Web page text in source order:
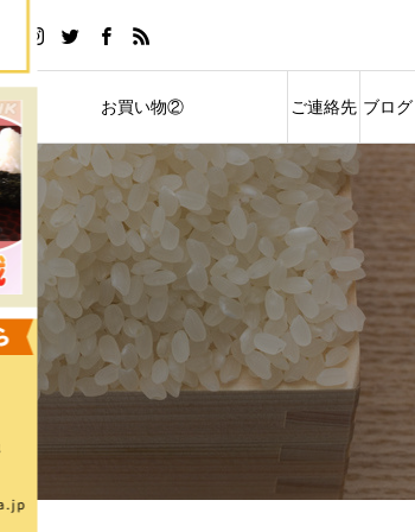
お買い物②
ソムリエ米オンラインストアへご案内
ご連絡先 ブログ